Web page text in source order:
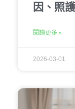
因、照
閱讀更多 »
2026-03-01